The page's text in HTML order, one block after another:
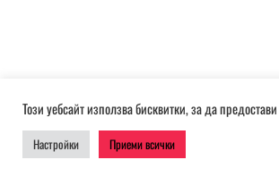
Този уебсайт използва бисквитки, за да
Настройки Приеми всички